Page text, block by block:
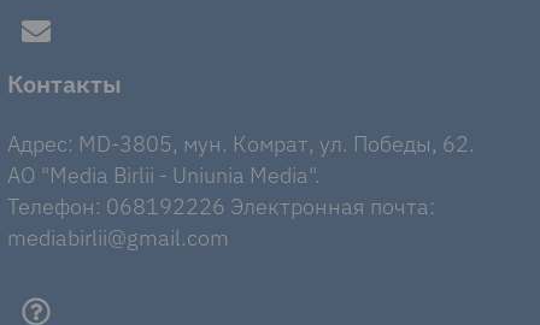
Контакты
Адрес: MD-3805, мун. Комрат, ул. Победы, 62.
AO "Media Birlii - Uniunia Media".
Телефон: 068192226 Электронная почта:
mediabirlii@gmail.com